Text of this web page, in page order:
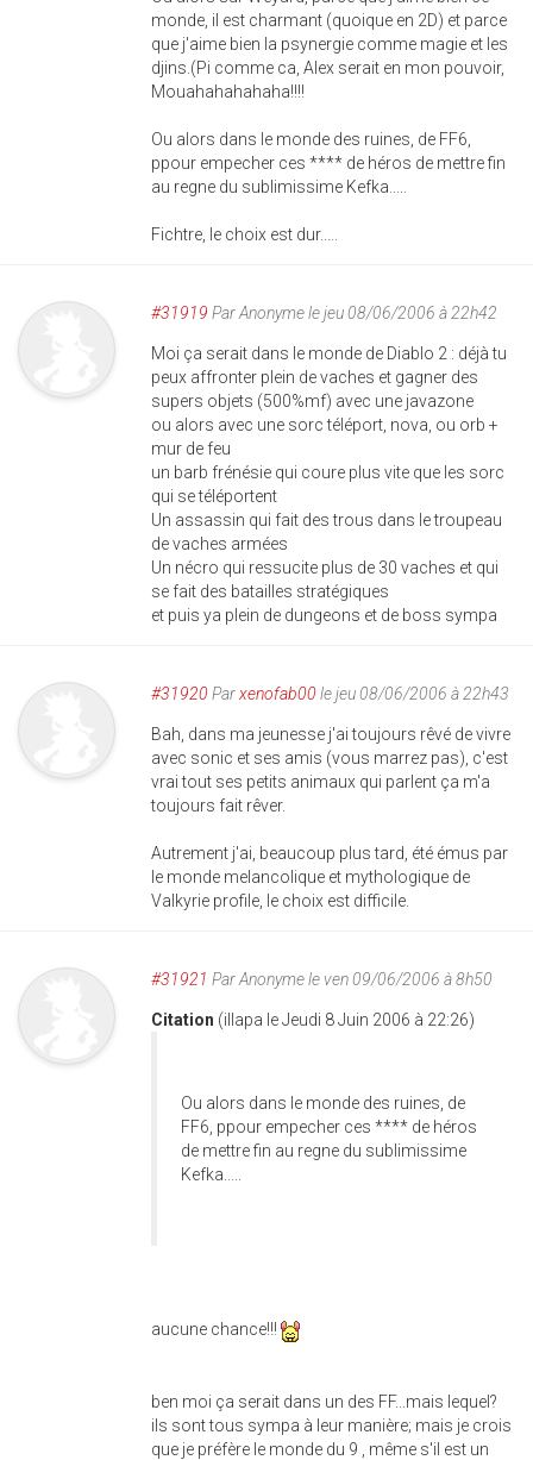
monde, il est charmant (quoique en 2D) et parce
que j'aime bien la psynergie comme magie et les
djins.(Pi comme ca, Alex serait en mon pouvoir,
Mouahahahahaha!!!!
Ou alors dans le monde des ruines, de FF6,
ppour empecher ces **** de héros de mettre fin
au regne du sublimissime Kefka.....
Fichtre, le choix est dur.....
#31919 ParAnonymele jeu 08/06/2006 à 22h42
Moi ça serait dans le monde de Diablo 2 : déjà tu
peux affronter plein de vaches et gagner des
supers objets (500%mf) avec une javazone
ou alors avec une sorc téléport, nova, ou orb +
mur de feu
un barb frénésie qui coure plus vite que les sorc
qui se téléportent
Un assassin qui fait des trous dans le troupeau
de vaches armées
Un nécro qui ressucite plus de 30 vaches et qui
se fait des batailles stratégiques
et puis ya plein de dungeons et de boss sympa
#31920 Parxenofab00 le jeu 08/06/2006 à 22h43
Bah, dans ma jeunesse j'ai toujours rêvé de vivre
avec sonic et ses amis (vous marrez pas), c'est
vrai tout ses petits animaux qui parlent ça m'a
toujours fait rêver.
Autrement j'ai, beaucoup plus tard, été émus par
le monde melancolique et mythologique de
Valkyrie profile, le choix est difficile.
#31921 ParAnonymele ven 09/06/2006 à 8h50
Citation (illapa le Jeudi 8 Juin 2006 à 22:26)
Ou alors dans le monde des ruines, de
FF6, ppour empecher ces **** de héros
de mettre fin au regne du sublimissime
Kefka.....
aucune chance!!!
ben moi ça serait dans un des FF...mais lequel?
ils sont tous sympa à leur manière; mais je crois
que je préfère le monde du 9 , même s'il est un